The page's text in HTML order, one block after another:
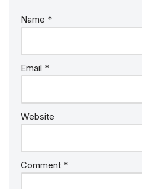
Name *
Email *
Website
Comment *